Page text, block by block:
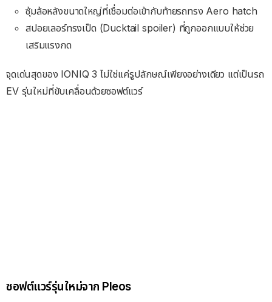
ซุ้มล้อหลังขนาดใหญ่ที่เชื่อมต่อเข้ากับท้ายรถทรง Aero hatch
สปอยเลอร์ทรงเป็ด (Ducktail spoiler) ที่ถูกออกแบบให้ช่วย
เสริมแรงกด
จุดเด่นสุดของ IONIQ 3 ไม่ใช่แค่รูปลักษณ์เพียงอย่างเดียว แต่เป็นรถ
EV รุ่นใหม่ที่ขับเคลื่อนด้วยซอฟต์แวร์
ซอฟต์แวร์รุ่นใหม่จาก Pleos